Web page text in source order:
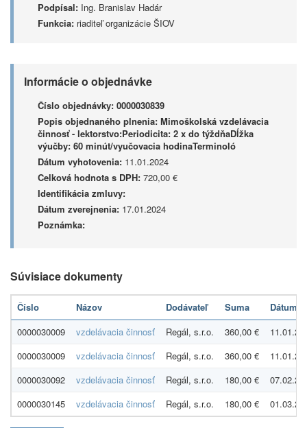
Podpísal: Ing. Branislav Hadár
Funkcia: riaditeľ organizácie ŠIOV
Informácie o objednávke
Číslo objednávky: 0000030839
Popis objednaného plnenia: Mimoškolská vzdelávacia
činnosť - lektorstvo:Periodicita: 2 x do týždňaDĺžka
výučby: 60 minút/vyučovacia hodinaTerminoló
Dátum vyhotovenia: 11.01.2024
Celková hodnota s DPH: 720,00 €
Identifikácia zmluvy:
Dátum zverejnenia: 17.01.2024
Poznámka:
Súvisiace dokumenty
Číslo Názov Dodávateľ Suma
Dátum
0000030009
vzdelávacia činnosť Regál, s.r.o. 360,00 €
0000030009
vzdelávacia činnosť Regál, s.r.o. 360,00 €
0000030092
vzdelávacia činnosť Regál, s.r.o. 180,00 €
0000030145
vzdelávacia činnosť Regál, s.r.o. 180,00 €